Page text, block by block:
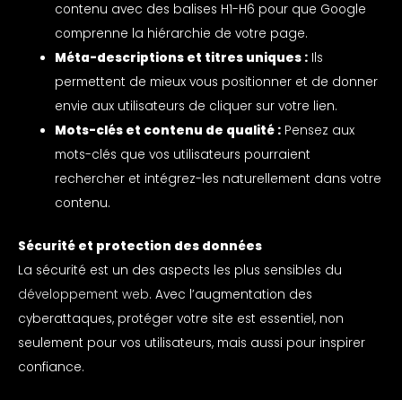
contenu avec des balises H1-H6 pour que Google
comprenne la hiérarchie de votre page.
Méta-descriptions et titres uniques : Ils
permettent de mieux vous positionner et de donner
envie aux utilisateurs de cliquer sur votre lien.
Mots-clés et contenu de qualité : Pensez aux
mots-clés que vos utilisateurs pourraient
rechercher et intégrez-les naturellement dans votre
contenu.
Sécurité et protection des données
La sécurité est un des aspects les plus sensibles du
développement web. Avec l’augmentation des
cyberattaques, protéger votre site est essentiel, non
seulement pour vos utilisateurs, mais aussi pour inspirer
confiance.